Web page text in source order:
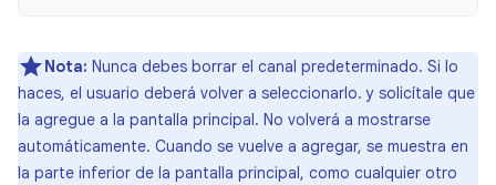
Nota: Nunca debes borrar el canal predeterminado. Si lo
haces, el usuario deberá volver a seleccionarlo. y solicítale que
la agregue a la pantalla principal. No volverá a mostrarse
automáticamente. Cuando se vuelve a agregar, se muestra en
la parte inferior de la pantalla principal, como cualquier otro